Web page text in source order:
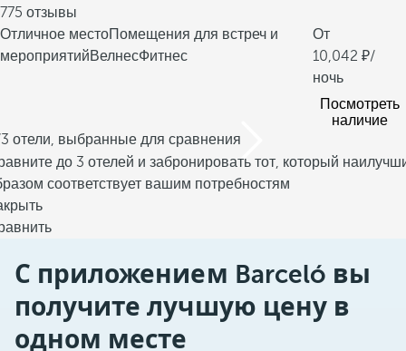
775 отзывы
Отличное местоПомещения для встреч и
мероприятийВелнесФитнес
От
10,042
/
ночь
Посмотреть
наличие
отели, выбранные для сравнения
до 3 отелей и забронировать тот, который
соответствует вашим потребностям
С приложением Barceló вы
получите лучшую цену в
одном месте